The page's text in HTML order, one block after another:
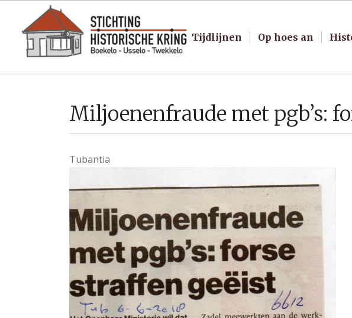
Tijdlijnen Op hoes an
Miljoenenfraude met pgb’s:
Tubantia